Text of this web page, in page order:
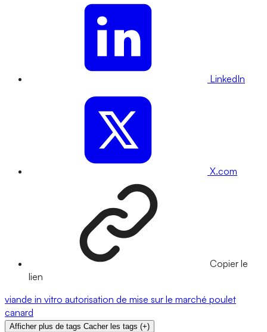
LinkedIn
X.com
Copier le
lien
viande in vitro autorisation de mise sur le marché poulet
canard
Afficher plus de tags Cacher les tags (+)